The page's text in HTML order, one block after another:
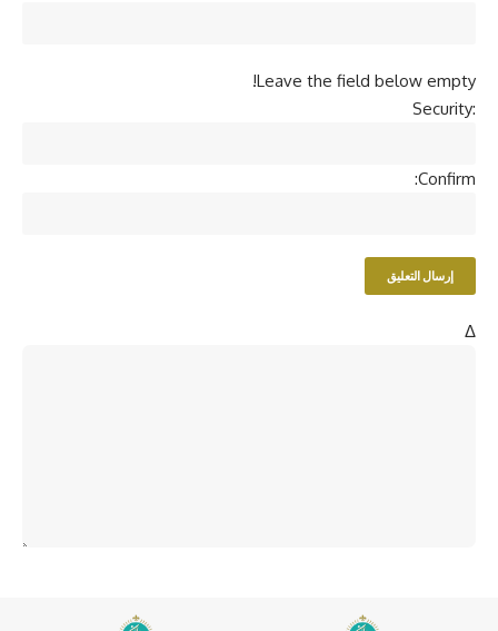
Leave the field below empty!
Security:
Confirm:
Δ